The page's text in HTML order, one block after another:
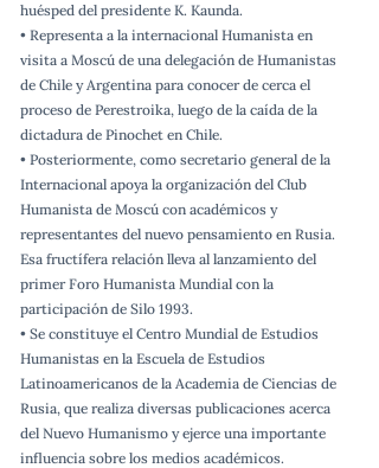
huésped del presidente K. Kaunda.
• Representa a la internacional Humanista en
visita a Moscú de una delegación de Humanistas
de Chile y Argentina para conocer de cerca el
proceso de Perestroika, luego de la caída de la
dictadura de Pinochet en Chile.
• Posteriormente, como secretario general de la
Internacional apoya la organización del Club
Humanista de Moscú con académicos y
representantes del nuevo pensamiento en Rusia.
Esa fructífera relación lleva al lanzamiento del
primer Foro Humanista Mundial con la
participación de Silo 1993.
• Se constituye el Centro Mundial de Estudios
Humanistas en la Escuela de Estudios
Latinoamericanos de la Academia de Ciencias de
Rusia, que realiza diversas publicaciones acerca
del Nuevo Humanismo y ejerce una importante
influencia sobre los medios académicos.